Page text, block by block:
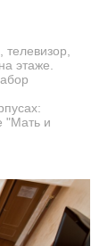
этаже.
"Мать и